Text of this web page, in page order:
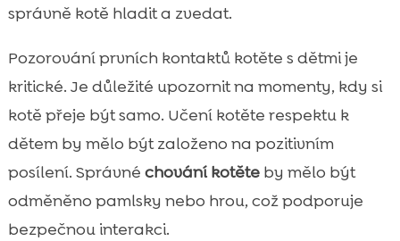
správně kotě hladit a zvedat.
Pozorování prvních kontaktů kotěte s dětmi je
kritické. Je důležité upozornit na momenty, kdy si
kotě přeje být samo. Učení kotěte respektu k
dětem by mělo být založeno na pozitivním
posílení. Správné chování kotěteby mělo být
odměněno pamlsky nebo hrou, což podporuje
bezpečnou interakci.